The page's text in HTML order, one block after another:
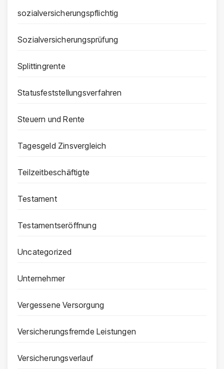
sozialversicherungspflichtig
Sozialversicherungsprüfung
Splittingrente
Statusfeststellungsverfahren
Steuern und Rente
Tagesgeld Zinsvergleich
Teilzeitbeschäftigte
Testament
Testamentseröffnung
Uncategorized
Unternehmer
Vergessene Versorgung
Versicherungsfremde Leistungen
Versicherungsverlauf